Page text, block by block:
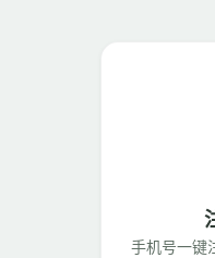
手机号一键